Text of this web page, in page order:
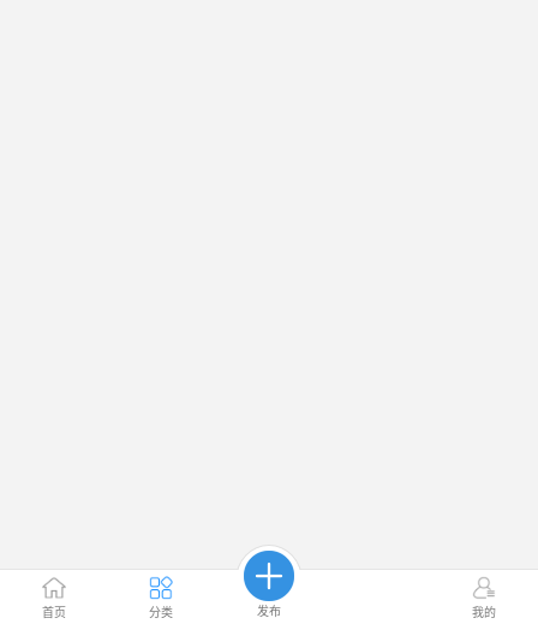
首页 分类 发布 我的